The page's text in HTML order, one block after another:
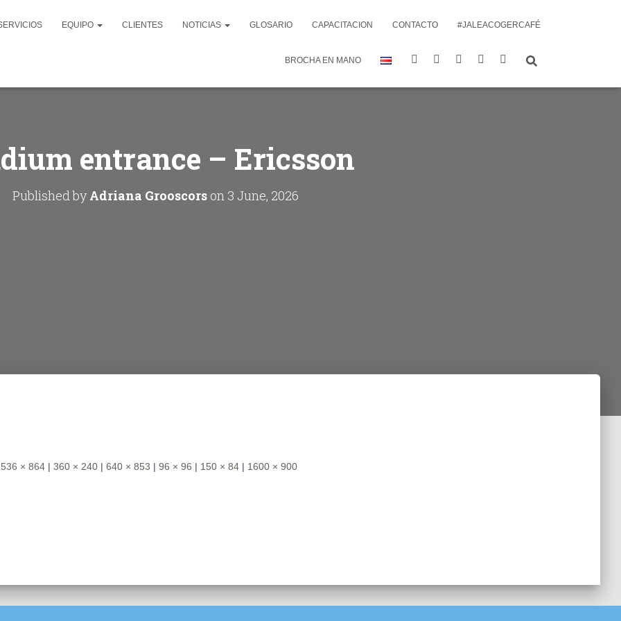
EQUIPO CLIENTES NOTICIAS GLOSARIO CAPACITACION CONTACTO #JALEACOGERCAFÉ
BROCHA EN MANO
entrance – Ericsson
Published byAdriana Grooscorson 3 June, 2026
× 864 | 360 × 240 | 640 × 853 | 96 × 96 | 150 × 84 | 1600 × 900